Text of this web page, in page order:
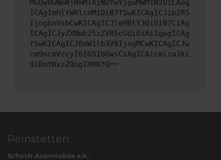
MGQwOGNmNjRmMTAzNDYwYjgwMWM1N2UiLAog
ICAgImhlYWRlcnMiOiB7fSwKICAgICJib2R5
IjogbnVsbCwKICAgICJleHBlY3QiOiB7CiAg
ICAgICJyZXNwb25zZVR5cGUiOiAiIgogICAg
fSwKICAgICJ0aW1lb3V0IjogMCwKICAgICJw
cm9ncmVzcyI6IG51bGwsCiAgICAicmlza3ki
OiBmYWxzZQogIH0KfQ==
Reinstetten
Schoch Automobile e.K.